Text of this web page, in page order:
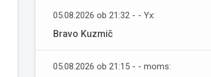
05.08.2026 ob 21:32 - - Yx:
Bravo Kuzmič
05.08.2026 ob 21:15 - - moms: